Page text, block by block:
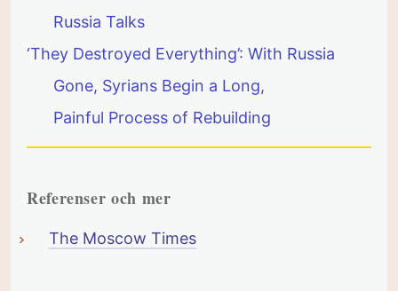
Russia Talks
‘They Destroyed Everything’: With Russia
Gone, Syrians Begin a Long,
Painful Process of Rebuilding
Referenser och mer
The Moscow Times